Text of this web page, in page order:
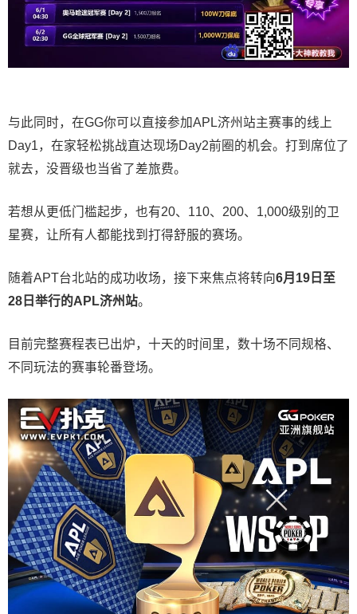
与此同时，在GG你可以直接参加APL济州站主赛事的线上
Day1，在家轻松挑战直达现场Day2前圈的机会。打到席位了
就去，没晋级也当省了差旅费。
若想从更低门槛起步，也有20、110、200、1,000级别的卫
星赛，让所有人都能找到打得舒服的赛场。
随着APT台北站的成功收场，接下来焦点将转向6月 19 日至
28 日举行的APL济州站。
目前完整赛程表已出炉，十天的时间里，数十场不同规格、
不同玩法的赛事轮番登场。